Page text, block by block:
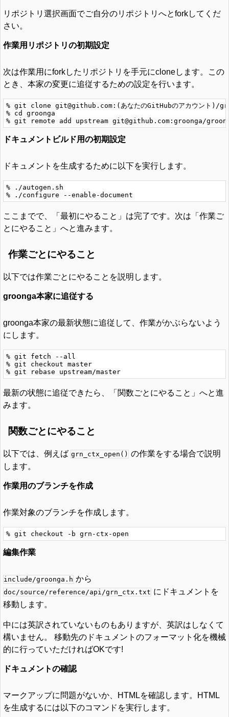
リポジトリ選択画面でご自分のリポジトリへとforkしてくだ
さい。
作業用リポジトリの初期設定
次は作業用にforkしたリポジトリを手元にcloneします。この
とき、本家の変更に追従するための設定を行います。
% git clone git@github.com:(あなたのGitHubのアカウント)/
% cd groonga
ドキュメントビルド用の初期設定
ドキュメントを生成するために以下を実行します。
% ./autogen.sh
ここまでで、「最初にやること」は完了です。次は「作業ご
とにやること」へと進みます。
作業ごとにやること
以下では作業ごとにやることを説明します。
groonga本家に追従する
groonga本家の最新状態に追従して、作業がかぶらないよう
にします。
% git fetch --all
% git checkout master
最新の状態に追従できたら、「関数ごとにやること」へと進
みます。
関数ごとにやること
以下では、例えば grn_ctx_open() の作業をする場合で説明
します。
作業用のブランチを作成
作業対象のブランチを作成します。
編集作業
include/groonga.h から
doc/source/reference/api/grn_ctx.txt にドキュメントを
移動します。
中には英訳されていないものもありますが、英訳はしなくて
構いません。 移動先のドキュメントのフォーマット化を機械
的に行っていただければOKです!
ドキュメントの確認
マークアップに問題がないか、HTMLを確認します。HTML
を生成するには以下のコマンドを実行します。